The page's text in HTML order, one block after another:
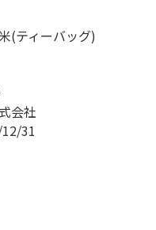
(ティーバッグ)
会社
31